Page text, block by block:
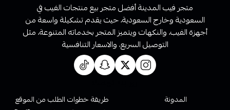
متجر فيب المدينة أفضل متجر بيع منتجات الفيب في
السعودية وخارج السعودية، حيث يقدم تشكيلة واسعة من
أجهزة الفيب، والنكهات ويتميز المتجر بخدماته المتنوعة، مثل
التوصيل السريع، والاسعار التنافسية
المدونة
طريقة خطوات الطلب من الموقع